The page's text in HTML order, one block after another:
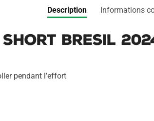
Description Informations
Bresil
pendant l’effort